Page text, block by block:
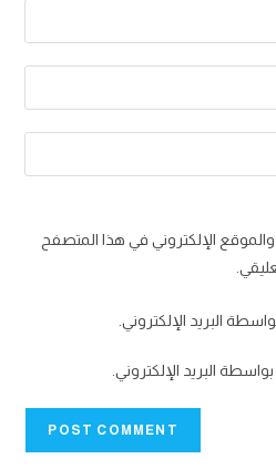
الإلكتروني في هذا المتصفح
البريد الإلكتروني.
البريد الإلكتروني.